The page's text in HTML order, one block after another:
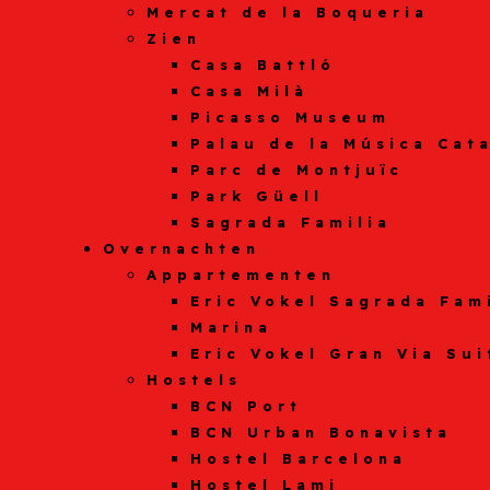
Mercat de la Boqueria
Zien
Casa Battló
Casa Milà
Picasso Museum
Palau de la Música
Parc de Montjuïc
Park Güell
Sagrada Familia
Overnachten
Appartementen
Eric Vokel Sagrada
Marina
Eric Vokel Gran Via
Hostels
BCN Port
BCN Urban Bonavista
Hostel Barcelona
Hostel Lami